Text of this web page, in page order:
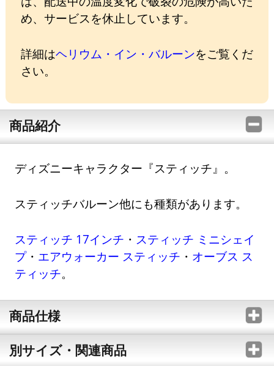
め、サービスを休止しています。
詳細はヘリウム・イン・バルーンをご覧くだ
さい。
商品紹介
ディズニーキャラクター『スティッチ』。
スティッチバルーン他にも種類があります。
スティッチ 17インチ ・ スティッチ ミニシェイ
プ・ エアウォーカー スティッチ ・ オーブス ス
ティッチ。
商品仕様
別サイズ・関連商品